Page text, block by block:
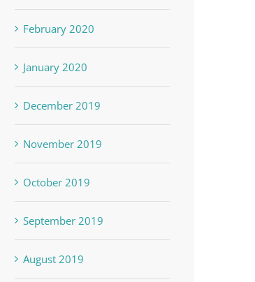
February 2020
January 2020
December 2019
November 2019
October 2019
September 2019
August 2019